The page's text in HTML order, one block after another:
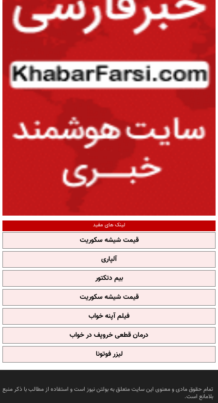
لینک های مفید
قیمت شیشه سکوریت
آلپاری
بیم دتکتور
قیمت شیشه سکوریت
فیلم آپنه خواب
درمان قطعی خروپف در خواب
لیزر فوتونا
تمام حقوق مادی و معنوی این سایت متعلق به بولتن نیوز است و استفاده از مطالب با ذکر منبع
بلامانع است.